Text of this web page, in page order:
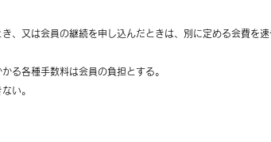
、又は会員の継続を申し込んだときは、別に定める会費を
る各種手数料は会員の負担とする。
い。